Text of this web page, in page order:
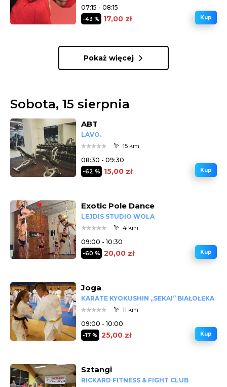
07:15 - 08:15
-43 % 17,00 zł Kup
Pokaż więcej
Sobota, 15 sierpnia
ABT
LAVO.
15 km
08:30 - 09:30
-62 % 15,00 zł Kup
Exotic Pole Dance
LEJDIS STUDIO WOLA
4 km
09:00 - 10:30
-60 % 20,00 zł Kup
Joga
KARATE KYOKUSHIN „SEKAI” BIAŁOŁĘKA
11 km
09:00 - 10:00
-17 % 25,00 zł Kup
Sztangi
RICKARD FITNESS & FIGHT CLUB